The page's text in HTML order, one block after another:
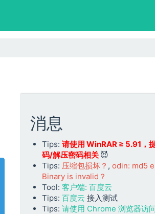
消息
Tips: 请使用 WinRAR ≥ 5.91，
码/解压密码相关 😈
Tips: 压缩包损坏？ , odin: md5
Binary is invalid？
Tool: 客户端: 百度云
Tips: 百度云 接入测试
Tips: 请使用 Chrome 浏览器访